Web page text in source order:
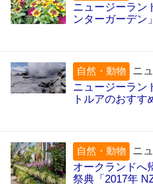
ニュージーラン
ンターガーデン」
自然・動物
ニ
ニュージーラン
トルアのおすす
自然・動物
ニ
オークランドへ
祭典「2017年